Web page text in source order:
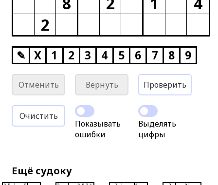
2
✎ X 1 2 3 4 5 6 7 8 9
Отменить Вернуть Проверить
Очистить
Показывать
ошибки
Выделять
цифры
Ещё судоку